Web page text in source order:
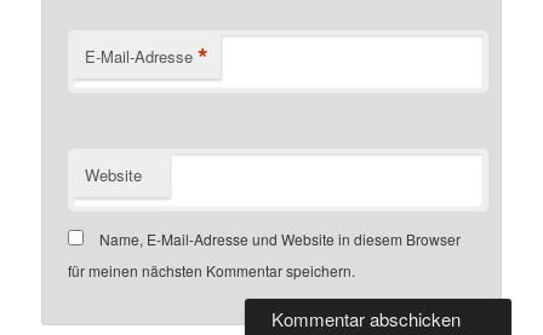
E-Mail-Adresse *
Website
Name, E-Mail-Adresse und Website in diesem Browser
für meinen nächsten Kommentar speichern.